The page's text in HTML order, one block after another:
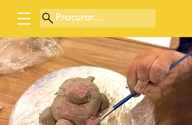
Procurar...